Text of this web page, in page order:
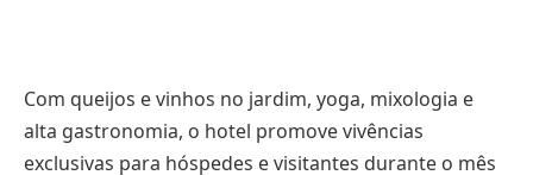
Com queijos e vinhos no jardim, yoga, mixologia e
alta gastronomia, o hotel promove vivências
exclusivas para hóspedes e visitantes durante o mês